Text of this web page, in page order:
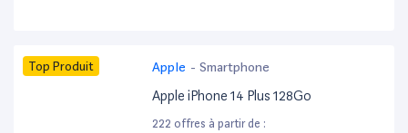
Top Produit Apple - Smartphone
Apple iPhone 14 Plus 128Go
222 offres à partir de :